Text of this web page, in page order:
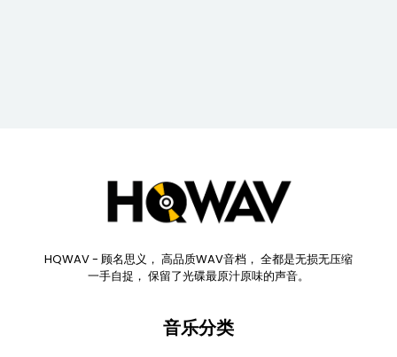
HQWAV - 顾名思义， 高品质WAV音档， 全都是无损无压缩
一手自捉， 保留了光碟最原汁原味的声音。
音乐分类